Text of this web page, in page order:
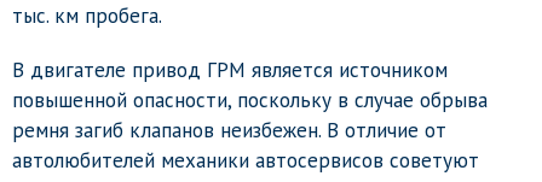
тыс. км пробега.
В двигателе привод ГРМ является источником
повышенной опасности, поскольку в случае обрыва
ремня загиб клапанов неизбежен. В отличие от
автолюбителей механики автосервисов советуют